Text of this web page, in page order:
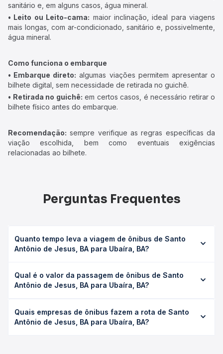
sanitário e, em alguns casos, água mineral.
• Leito ou Leito-cama: maior inclinação, ideal para viagens
mais longas, com ar-condicionado, sanitário e, possivelmente,
água mineral.
Como funciona o embarque
• Embarque direto: algumas viações permitem apresentar o
bilhete digital, sem necessidade de retirada no guichê.
• Retirada no guichê: em certos casos, é necessário retirar o
bilhete físico antes do embarque.
Recomendação: sempre verifique as regras específicas da
viação escolhida, bem como eventuais exigências
relacionadas ao bilhete.
Perguntas Frequentes
Quanto tempo leva a viagem de ônibus de Santo
Antônio de Jesus, BA para Ubaíra, BA?
Ubaíra, BA leva em média 1h 35min, podendo variar
conforme a viação, o tipo de serviço (convencional,
duração exata de cada opção na data desejada.
Qual é o valor da passagem de ônibus de Santo
Antônio de Jesus, BA para Ubaíra, BA?
Jesus, BA para Ubaíra, BA custa em média R$ 29,55 e
varia conforme a data da viagem, a empresa, o tipo de
Quais empresas de ônibus fazem a rota de Santo
Antônio de Jesus, BA para Ubaíra, BA?